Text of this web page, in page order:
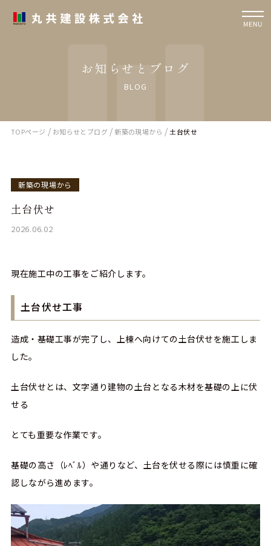
お知らせとブログ
BLOG
TOPページ / お知らせとブログ / 新築の現場から /土台伏せ
新築の現場から
土台伏せ
2026.06.02
現在施工中の工事をご紹介します。
土台伏せ工事
造成・基礎工事が完了し、上棟へ向けての土台伏せを施工しま
した。
土台伏せとは、文字通り建物の土台となる木材を基礎の上に伏
せる
とても重要な作業です。
基礎の高さ（ﾚﾍﾞﾙ）や通りなど、土台を伏せる際には慎重に確
認しながら進めます。